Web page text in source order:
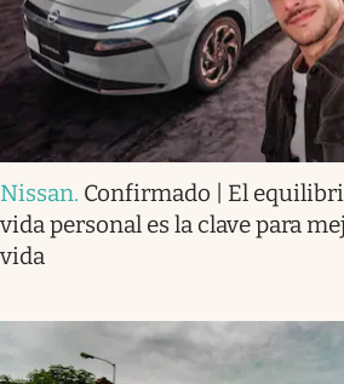
Nissan. Confirmado | El
vida personal es la clave para
vida